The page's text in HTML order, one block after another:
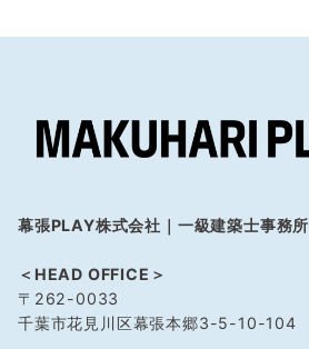
幕張PLAY株式会社｜一級建築士事務所
＜HEAD OFFICE＞
〒262-0033
千葉市花見川区幕張本郷3-5-10-104